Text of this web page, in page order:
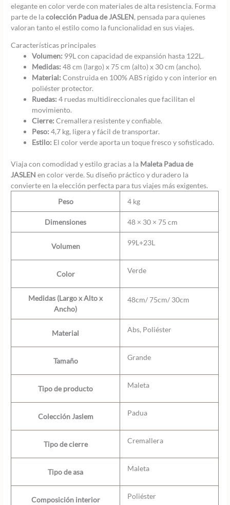
elegante en color verde con materiales de alta resistencia. Forma
parte de lacolección Padua de JASLEN, pensada para quienes
valoran tanto el estilo como la funcionalidad en sus viajes.
Características principales
Volumen: 99L con capacidad de expansión hasta 122L.
Medidas: 48 cm (largo) x 75 cm (alto) x 30 cm (ancho).
Material: Construida en 100% ABS rígido y con interior en
poliéster protector.
Ruedas: 4 ruedas multidireccionales que facilitan el
movimiento.
Cierre: Cremallera resistente y confiable.
Peso: 4,7 kg, ligera y fácil de transportar.
Estilo: El color verde aporta un toque fresco y sofisticado.
Viaja con comodidad y estilo gracias a la Maleta Padua de
JASLEN en color verde. Su diseño práctico y duradero la
convierte en la elección perfecta para tus viajes más exigentes.
Peso
4 kg
Dimensiones 48 × 30 × 75 cm
Volumen 99L+23L
Color Verde
Medidas (Largo x Alto x
Ancho)
48cm/ 75cm/ 30cm
Material Abs, Poliéster
Tamaño Grande
Tipo de producto Maleta
Colección Jaslem Padua
Tipo de cierre Cremallera
Tipo de asa Maleta
Composición interior Poliéster